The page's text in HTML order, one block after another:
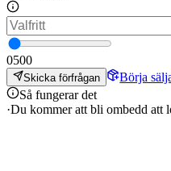
0500
Skicka förfrågan
Börja
Så fungerar det
·Du kommer att bli ombedd att